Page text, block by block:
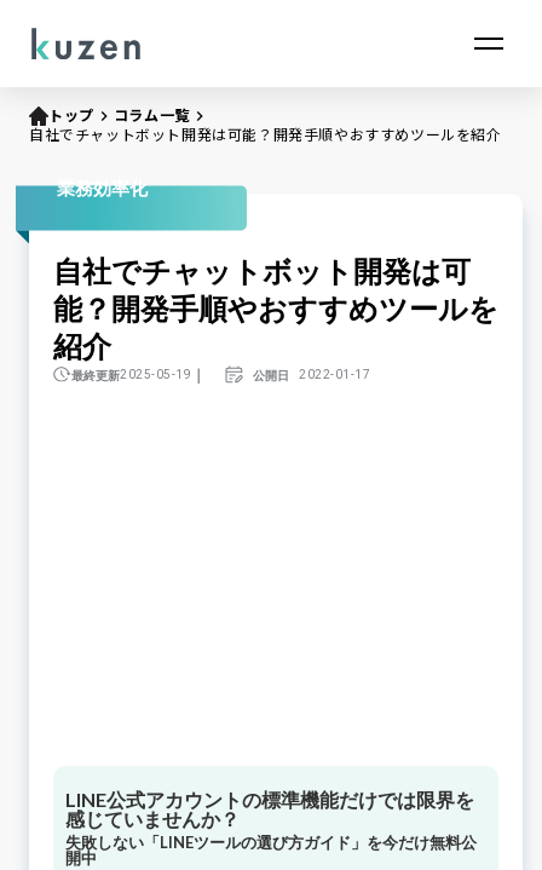
トップ keyboard_arrow_right コラム一覧keyboard_arrow_right
自社でチャットボット開発は可能？開発手順やおすすめツールを紹介
業務効率化
自社でチャットボット開発は可
能？開発手順やおすすめツールを
紹介
最終更新2025-05-19 ｜ 公開日 2022-01-17
LINE公式アカウントの標準機能だけでは限界を
感じていませんか？
失敗しない「LINEツールの選び方ガイド」を今だけ無料公
開中